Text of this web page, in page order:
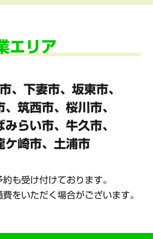
エリア
、下妻市、坂東市、
筑西市、桜川市、
みらい市、牛久市、
ケ崎市、土浦市
も受け付けております。
をいただく場合がございます。